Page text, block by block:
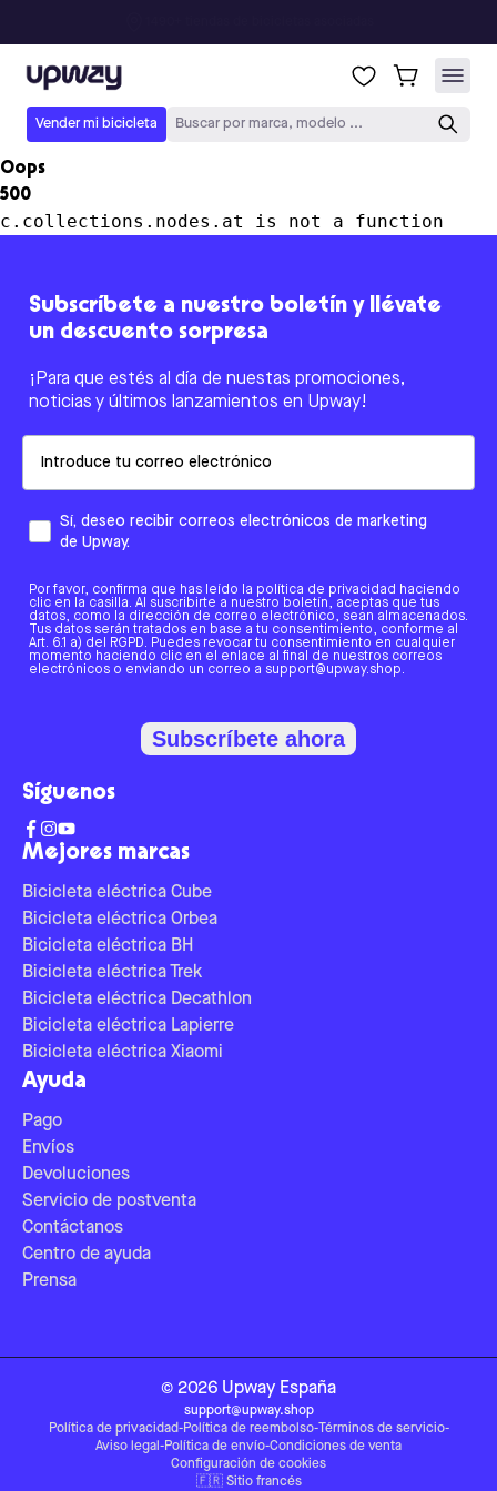
Upway
Vender mi bicicleta Buscar por marca, modelo ...
Oops
500
c.collections.nodes.at is not a function
Mejores marcas
Bicicleta eléctrica Cube
Bicicleta eléctrica Orbea
Bicicleta eléctrica BH
Bicicleta eléctrica Trek
Bicicleta eléctrica Decathlon
Bicicleta eléctrica Lapierre
Bicicleta eléctrica Xiaomi
Ayuda
Pago
Envíos
Devoluciones
Servicio de postventa
Contáctanos
Centro de ayuda
Prensa
Subscríbete a nuestro boletín y llévate
un descuento sorpresa
¡Para que estés al día de nuestas promociones,
noticias y últimos lanzamientos en Upway!
Sí, deseo recibir correos electrónicos de marketing
de Upway.
Por favor, confirma que has leído la política de privacidad haciendo
clic en la casilla. Al suscribirte a nuestro boletín, aceptas que tus
datos, como la dirección de correo electrónico, sean almacenados.
Tus datos serán tratados en base a tu consentimiento, conforme al
Art. 6.1 a) del RGPD. Puedes revocar tu consentimiento en cualquier
momento haciendo clic en el enlace al final de nuestros correos
electrónicos o enviando un correo a support@upway.shop.
Subscríbete ahora
Síguenos
© 2026 Upway España
support@upway.shop
Política de privacidad-Política de reembolso-Términos de servicio-
Aviso legal -Política de envío-Condiciones de venta
Configuración de cookies
🇫🇷 Sitio francés